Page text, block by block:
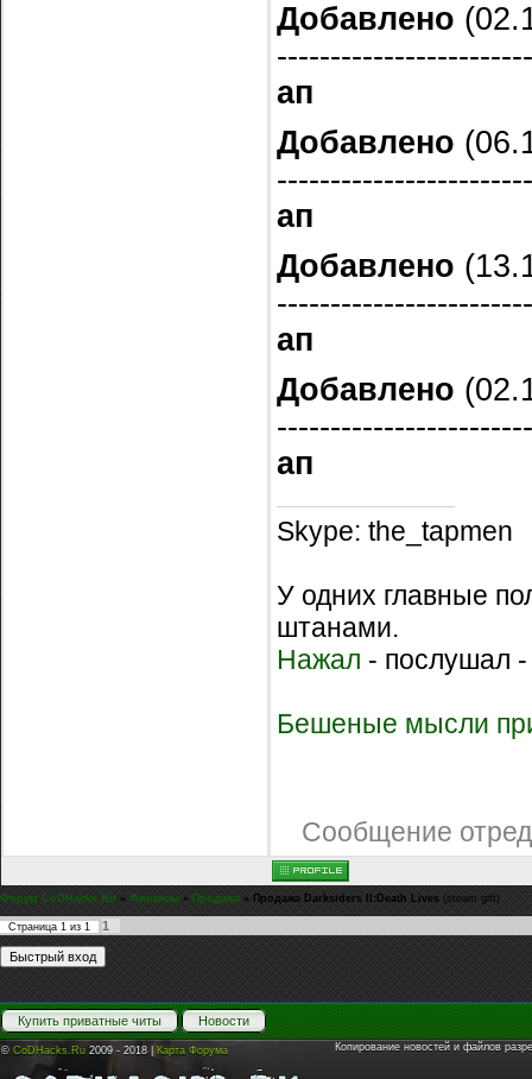
Добавлено
ап
Добавлено
ап
Добавлено
ап
Добавлено
ап
Skype: the_tapmen
У одних главные
штанами.
Нажал - послушал -
Бешеные мысли
Сообщение
Форум CoDHacks.Ru » Финансы » Продажа » Продажа Darksiders II:Death Lives (steam gift)
Страница 1 из 1 1
Купить приватные читы Новости
© CoDHacks.Ru 2009 - 2018 | Карта Форума Копирование новостей и файлов